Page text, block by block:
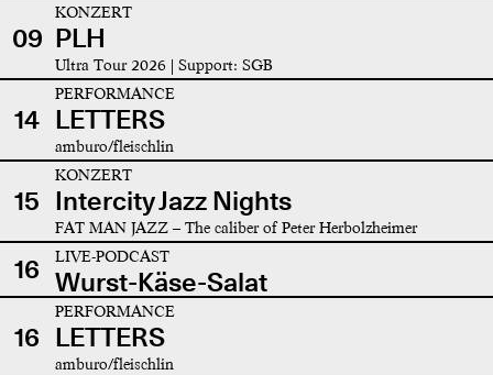
09
KONZERT
PLH
Ultra Tour 2026 | Support: SGB
14
PERFORMANCE
LETTERS
amburo/fleischlin
15
KONZERT
Intercity Jazz Nights
FAT MAN JAZZ – The caliber of Peter Herbolzheimer
16 LIVE-PODCAST
Wurst-Käse-Salat
16
PERFORMANCE
LETTERS
amburo/fleischlin